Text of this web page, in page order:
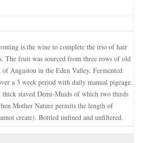
is the wine to complete the trio of hair
The fruit was sourced from three rows of old
Angaston in the Eden Valley. Fermented
a 3 week period with daily manual pigeage.
thick staved Demi-Muids of which two thirds
Mother Nature permits the length of
create). Bottled unfined and unfiltered.